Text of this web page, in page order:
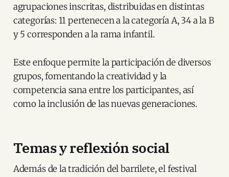
agrupaciones inscritas, distribuidas en distintas
categorías: 11 pertenecen a la categoría A, 34 a la B
y 5 corresponden a la rama infantil.
Este enfoque permite la participación de diversos
grupos, fomentando la creatividad y la
competencia sana entre los participantes, así
como la inclusión de las nuevas generaciones.
Temas y reflexión social
Además de la tradición del barrilete, el festival